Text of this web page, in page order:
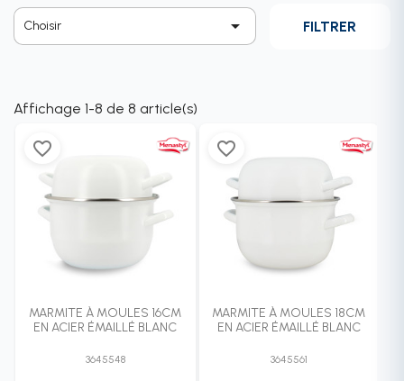
Choisir  FILTRER
Affichage 1-8 de 8 article(s)
MARMITE À MOULES 16CM
EN ACIER ÉMAILLÉ BLANC
3645548
favorite_border
MARMITE À MOULES 18CM
EN ACIER ÉMAILLÉ BLANC
3645561
favorite_border